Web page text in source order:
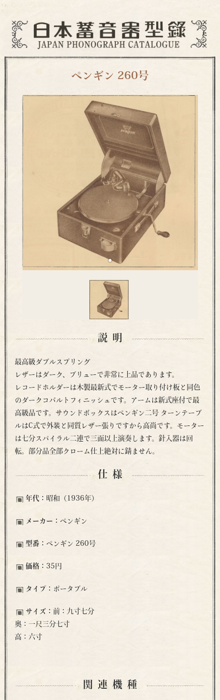
ペンギン 260号
説明
最高級ダブルスプリング
レザーはダーク、ブリューで非常に上品であります。
レコードホルダーは木製最新式でモーター取り付け板と同色
のダークコバルトフィニッシュです。アームは新式座付で最
高級品です。サウンドボックスはペンギン二号 ターンテーブ
ルはC式で外装と同質レザー張りですから高尚です。モーター
は七分スパイラル二連で三面以上演奏します。針入器は回
転。部分品全部クローム仕上絶対に錆ません。
仕様
年代： 昭和（1936年）
メーカー：ペンギン
型番：ペンギン 260号
価格： 35円
タイプ： ポータブル
サイズ：前：九寸七分
奥：一尺三分七寸
高：六寸
関連機種